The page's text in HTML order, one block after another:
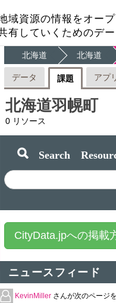
域資源の情報をオー
有していくためのデ
北海道 北海道
データ 課題 アプ
北海道羽幌町
0 リソース
Search
CityData.jpへの掲載
ニュースフィード
KevinMiller さんが次のページ